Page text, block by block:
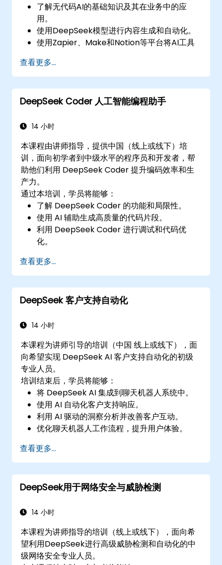
了解无代码AI的基础知识及其在业务中的应
用。
使用DeepSeek模型进行内容生成和自动化。
使用Zapier、Make和Notion等平台将AI工具
分析业务数据并使用AI生成可操作的见解。
制定AI驱动的策略，以提高生产力和决策能
力。
查看更多...
DeepSeek Coder 人工智能编程助手
14 小时
本课程由讲师指导，提供中国（线上或线下）培
训，面向初学者到中级水平的程序员和开发者，帮
助他们利用 DeepSeek Coder 提升编码效率和生
产力。
通过本培训，学员将能够：
了解 DeepSeek Coder 的功能和局限性。
使用 AI 辅助生成高质量的代码片段。
利用 DeepSeek Coder 进行调试和代码优
化。
查看更多...
DeepSeek 客户支持自动化
14 小时
本课程为讲师引导的培训（中国 线上或线下），面
向希望实现 DeepSeek AI 客户支持自动化的初级
专业人员。
培训结束后，学员将能够：
将 DeepSeek AI 集成到聊天机器人系统中。
使用 AI 自动化客户支持响应。
利用 AI 驱动的洞察分析并改善客户互动。
优化聊天机器人工作流程，提升用户体验。
查看更多...
DeepSeek用于网络安全与威胁检测
14 小时
本课程为讲师指导的培训（线上或线下），面向希
望利用DeepSeek进行高级威胁检测和自动化的中
级网络安全专业人员。